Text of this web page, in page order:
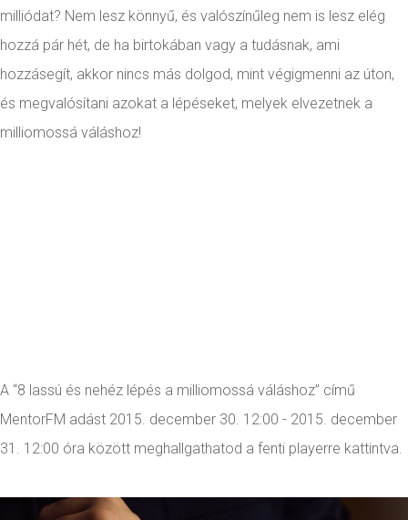
milliódat? Nem lesz könnyű, és valószínűleg nem is lesz elég
hozzá pár hét, de ha birtokában vagy a tudásnak, ami
hozzásegít, akkor nincs más dolgod, mint végigmenni az úton,
és megvalósítani azokat a lépéseket, melyek elvezetnek a
milliomossá váláshoz!
A “8 lassú és nehéz lépés a milliomossá váláshoz” című
MentorFM adást 2015. december 30. 12:00 - 2015. december
31. 12:00 óra között meghallgathatod a fenti playerre kattintva.